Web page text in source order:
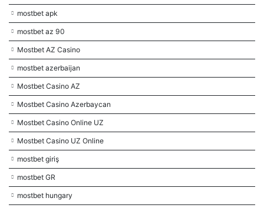
mostbet apk
mostbet az 90
Mostbet AZ Casino
mostbet azerbaijan
Mostbet Casino AZ
Mostbet Casino Azerbaycan
Mostbet Casino Online UZ
Mostbet Casino UZ Online
mostbet giriş
mostbet GR
mostbet hungary